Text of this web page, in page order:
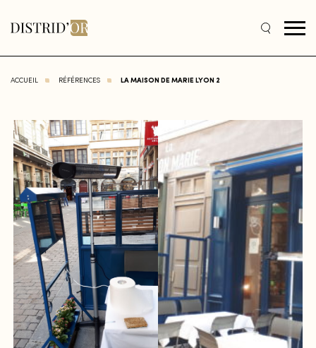
ACCUEIL RÉFÉRENCES LA MAISON DE MARIE LYON 2